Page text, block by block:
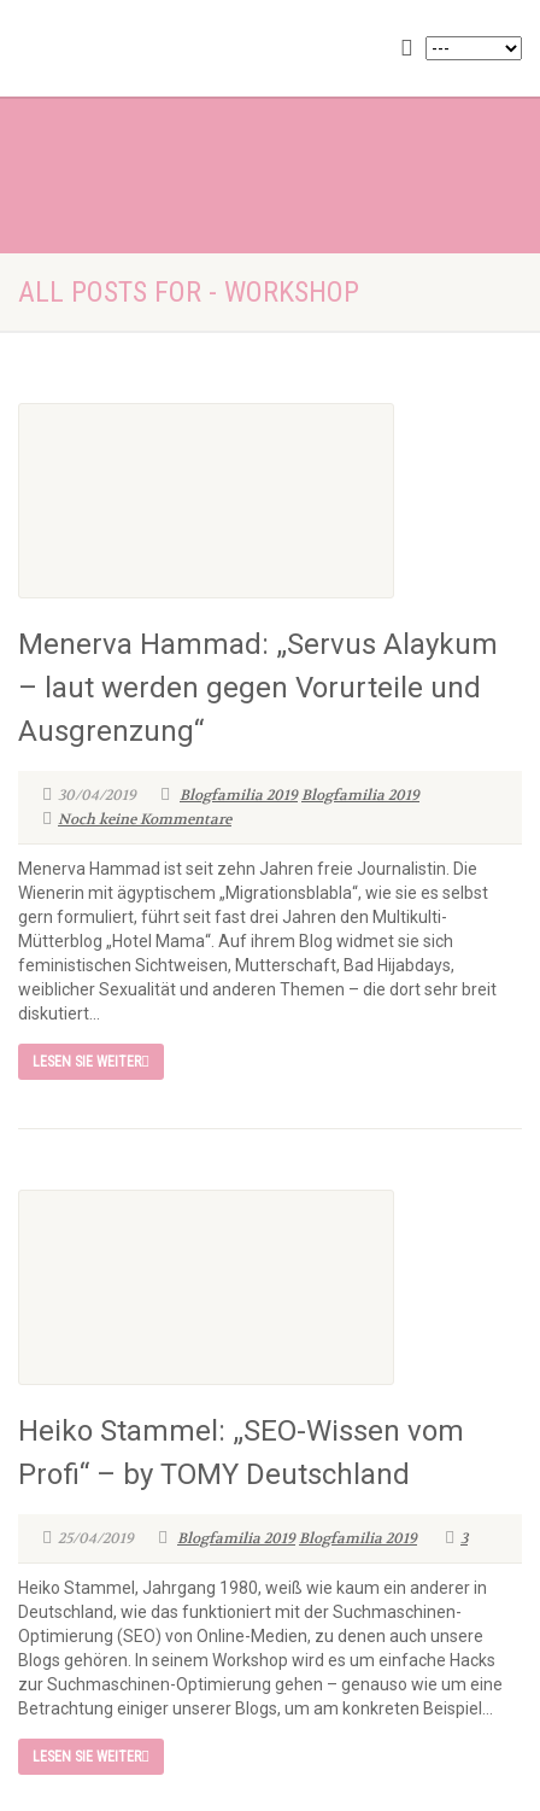
ALL POSTS FOR - WORKSHOP
Menerva Hammad: „Servus Alaykum
– laut werden gegen Vorurteile und
Ausgrenzung“
30/04/2019 Blogfamilia 2019Blogfamilia 2019
Noch keine Kommentare
Menerva Hammad ist seit zehn Jahren freie Journalistin. Die
Wienerin mit ägyptischem „Migrationsblabla“, wie sie es selbst
gern formuliert, führt seit fast drei Jahren den Multikulti-
Mütterblog „Hotel Mama“. Auf ihrem Blog widmet sie sich
feministischen Sichtweisen, Mutterschaft, Bad Hijabdays,
weiblicher Sexualität und anderen Themen – die dort sehr breit
diskutiert...
LESEN SIE WEITER
Heiko Stammel: „SEO-Wissen vom
Profi“ – by TOMY Deutschland
25/04/2019 Blogfamilia 2019Blogfamilia 2019 3
Heiko Stammel, Jahrgang 1980, weiß wie kaum ein anderer in
Deutschland, wie das funktioniert mit der Suchmaschinen-
Optimierung (SEO) von Online-Medien, zu denen auch unsere
Blogs gehören. In seinem Workshop wird es um einfache Hacks
zur Suchmaschinen-Optimierung gehen – genauso wie um eine
Betrachtung einiger unserer Blogs, um am konkreten Beispiel...
LESEN SIE WEITER